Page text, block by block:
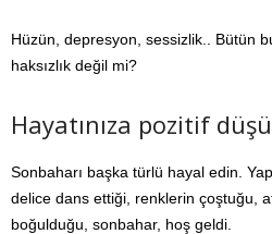
Hüzün, depresyon, sessizlik.. Bütün
haksızlık değil mi?
Hayatınıza pozitif
Sonbaharı başka türlü hayal edin.
delice dans ettiği, renklerin çoştuğu,
boğulduğu, sonbahar, hoş geldi.